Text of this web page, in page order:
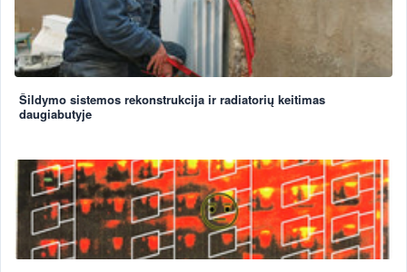
Šildymo sistemos rekonstrukcija ir radiatorių keitimas
daugiabutyje